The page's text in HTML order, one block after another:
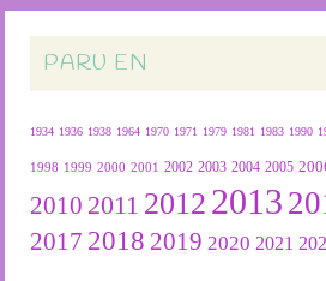
PARU EN
1934 1936 1938 1964 1970 1971 1979 1981 1983 1990
1998 1999 2000 2001 2002 2003 2004 2005
2010 2011 2012 2013
2017 2018 2019 2020 2021